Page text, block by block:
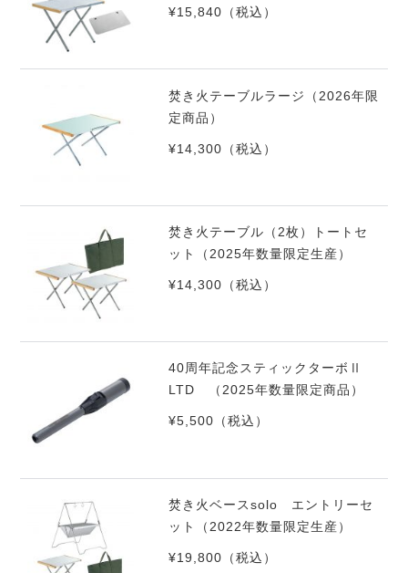
¥15,840 （税込）
焚き火テーブルラージ（2026年限
定商品）
¥14,300 （税込）
焚き火テーブル（2枚）トートセ
ット（2025年数量限定生産）
¥14,300 （税込）
40周年記念スティックターボⅡ
LTD （2025年数量限定商品）
¥5,500 （税込）
焚き火ベースsolo エントリーセ
ット（2022年数量限定生産）
¥19,800 （税込）